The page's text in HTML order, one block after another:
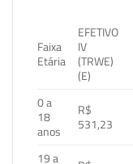
Faixa
Etária
EFETIVO
IV
(TRWE)
(E)
0 a
18
anos
R$
531,23
19 a